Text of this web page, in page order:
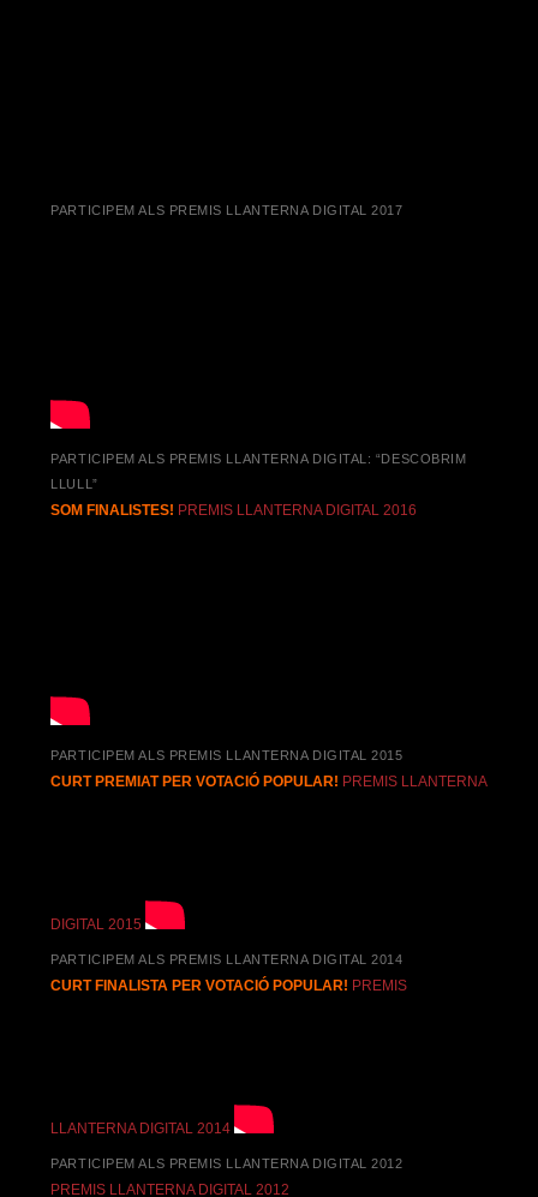
PARTICIPEM ALS PREMIS LLANTERNA DIGITAL 2017
PARTICIPEM ALS PREMIS LLANTERNA DIGITAL: “DESCOBRIM
LLULL”
SOM FINALISTES! PREMIS LLANTERNA DIGITAL 2016
PARTICIPEM ALS PREMIS LLANTERNA DIGITAL 2015
CURT PREMIAT PER VOTACIÓ POPULAR! PREMIS LLANTERNA
DIGITAL 2015
PARTICIPEM ALS PREMIS LLANTERNA DIGITAL 2014
CURT FINALISTA PER VOTACIÓ POPULAR! PREMIS
LLANTERNA DIGITAL 2014
PARTICIPEM ALS PREMIS LLANTERNA DIGITAL 2012
PREMIS LLANTERNA DIGITAL 2012